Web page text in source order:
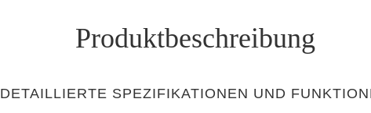
Produktbeschreibung
DETAILLIERTE SPEZIFIKATIONEN UND